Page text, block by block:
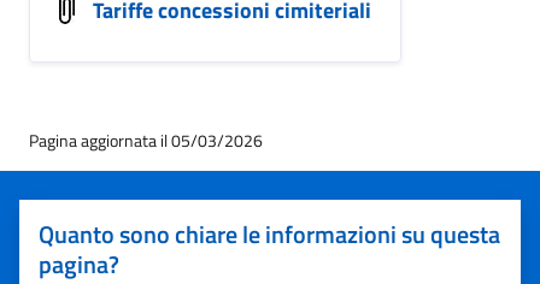
Tariffe concessioni cimiteriali
Pagina aggiornata il 05/03/2026
Quanto sono chiare le informazioni su questa
pagina?